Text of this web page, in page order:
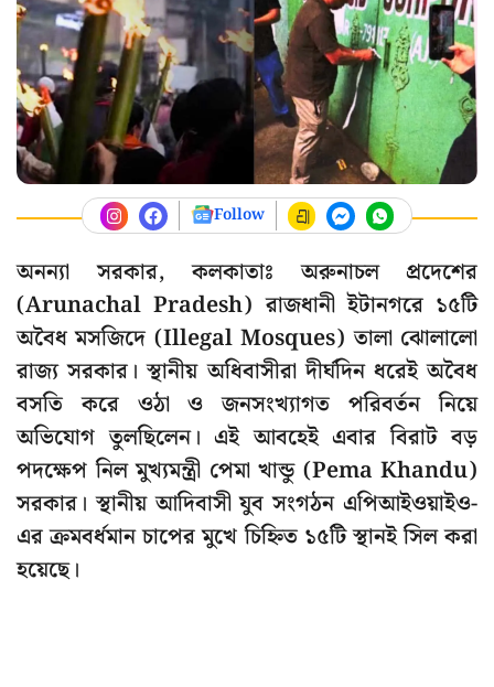
Follow
অনন্যা সরকার, কলকাতাঃ অরুনাচল প্রদেশের
(Arunachal Pradesh) রাজধানী ইটানগরে ১৫টি
অবৈধ মসজিদে (Illegal Mosques) তালা ঝোলালো
রাজ্য সরকার। স্থানীয় অধিবাসীরা দীর্ঘদিন ধরেই অবৈধ
বসতি করে ওঠা ও জনসংখ্যাগত পরিবর্তন নিয়ে
অভিযোগ তুলছিলেন। এই আবহেই এবার বিরাট বড়
পদক্ষেপ নিল মুখ্যমন্ত্রী পেমা খান্ডু (Pema Khandu)
সরকার। স্থানীয় আদিবাসী যুব সংগঠন এপিআইওয়াইও-
এর ক্রমবর্ধমান চাপের মুখে চিহ্নিত ১৫টি স্থানই সিল করা
হয়েছে।